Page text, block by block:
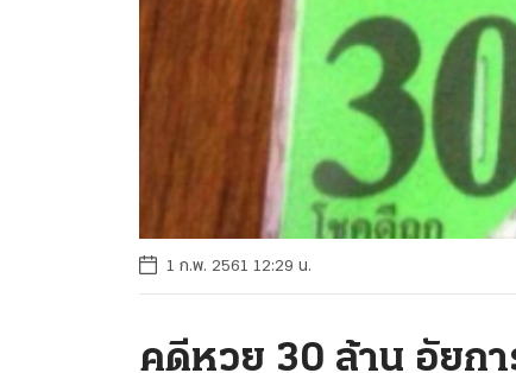
1 ก.พ. 2561 12:29 น.
คดีหวย 30 ล้าน อัยก